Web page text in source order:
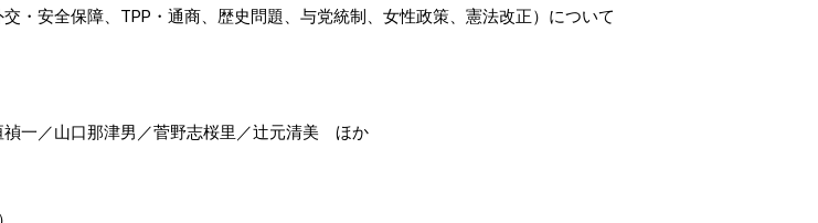
・安全保障、TPP・通商、歴史問題、与党統制、女性政策、憲法改正）について
一／山口那津男／菅野志桜里／辻元清美 ほか